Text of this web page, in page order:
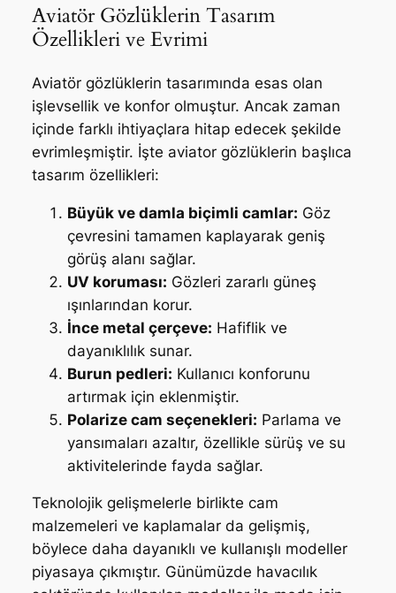
Aviatör Gözlüklerin Tasarım
Özellikleri ve Evrimi
Aviatör gözlüklerin tasarımında esas olan
işlevsellik ve konfor olmuştur. Ancak zaman
içinde farklı ihtiyaçlara hitap edecek şekilde
evrimleşmiştir. İşte aviator gözlüklerin başlıca
tasarım özellikleri:
Büyük ve damla biçimli camlar: Göz
çevresini tamamen kaplayarak geniş
görüş alanı sağlar.
UV koruması: Gözleri zararlı güneş
ışınlarından korur.
İnce metal çerçeve: Hafiflik ve
dayanıklılık sunar.
Burun pedleri: Kullanıcı konforunu
artırmak için eklenmiştir.
Polarize cam seçenekleri: Parlama ve
yansımaları azaltır, özellikle sürüş ve su
aktivitelerinde fayda sağlar.
Teknolojik gelişmelerle birlikte cam
malzemeleri ve kaplamalar da gelişmiş,
böylece daha dayanıklı ve kullanışlı modeller
piyasaya çıkmıştır. Günümüzde havacılık